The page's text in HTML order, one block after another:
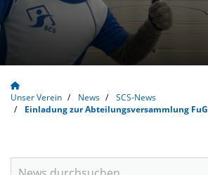
Unser Verein News
SCS-News
Einladung zur Abteilungsversammlung FuG